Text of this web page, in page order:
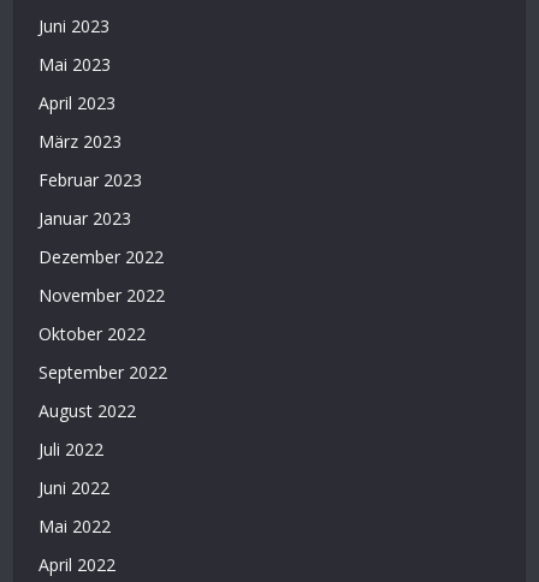
Juni 2023
Mai 2023
April 2023
März 2023
Februar 2023
Januar 2023
Dezember 2022
November 2022
Oktober 2022
September 2022
August 2022
Juli 2022
Juni 2022
Mai 2022
April 2022